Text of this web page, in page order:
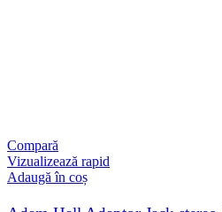
Compară
Vizualizează rapid
Adaugă în coș